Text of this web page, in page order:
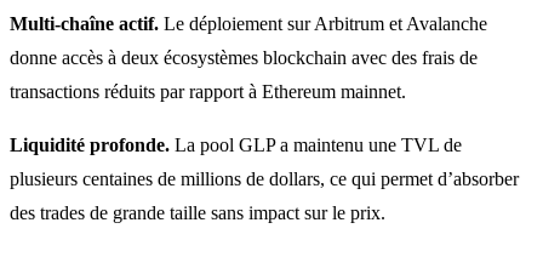
Multi-chaîne actif. Le déploiement sur Arbitrum et Avalanche
donne accès à deux écosystèmes blockchain avec des frais de
transactions réduits par rapport à Ethereum mainnet.
Liquidité profonde. La pool GLP a maintenu une TVL de
plusieurs centaines de millions de dollars, ce qui permet d’absorber
des trades de grande taille sans impact sur le prix.